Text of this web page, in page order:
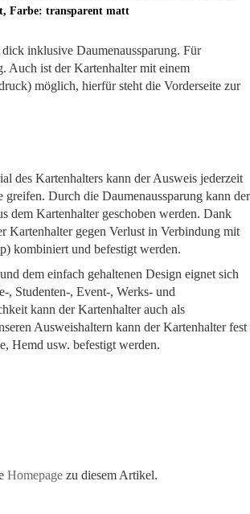
Farbe: transparent matt
inklusive Daumenaussparung. Für
Auch ist der Kartenhalter mit einem
möglich, hierfür steht die Vorderseite zur
des Kartenhalters kann der Ausweis jederzeit
greifen. Durch die Daumenaussparung kann der
dem Kartenhalter geschoben werden. Dank
Kartenhalter gegen Verlust in Verbindung mit
kombiniert und befestigt werden.
dem einfach gehaltenen Design eignet sich
, Studenten-, Event-, Werks- und
kann der Kartenhalter auch als
Ausweishaltern kann der Kartenhalter fest
Hemd usw. befestigt werden.
Homepage zu diesem Artikel.